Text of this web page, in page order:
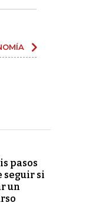
pasos
seguir si
un